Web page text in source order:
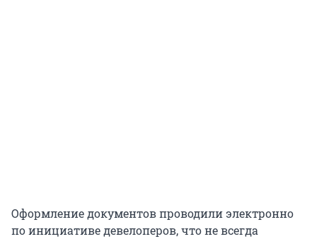
Оформление документов проводили электронно
по инициативе девелоперов, что не всегда